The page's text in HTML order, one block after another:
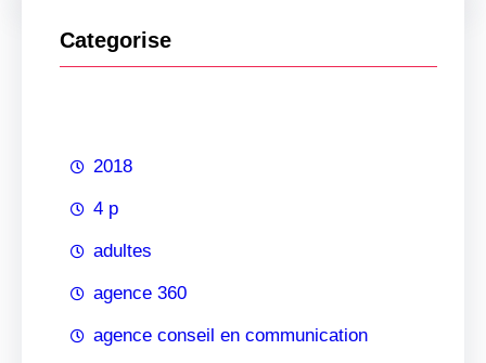
Categorise
2018
4 p
adultes
agence 360
agence conseil en communication